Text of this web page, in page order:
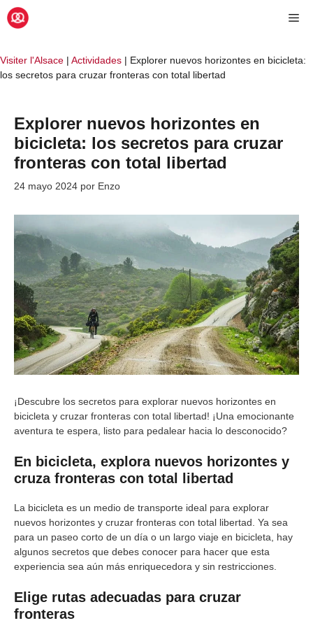
Saltar
Visiter l'Alsace | Actividades | Explorer nuevos horizontes en bicicleta:
los secretos para cruzar fronteras con total libertad
Explorer nuevos horizontes en
bicicleta: los secretos para cruzar
fronteras con total libertad
24 mayo 2024 por Enzo
¡Descubre los secretos para explorar nuevos horizontes en
bicicleta y cruzar fronteras con total libertad! ¡Una emocionante
aventura te espera, listo para pedalear hacia lo desconocido?
En bicicleta, explora nuevos horizontes y
cruza fronteras con total libertad
La bicicleta es un medio de transporte ideal para explorar
nuevos horizontes y cruzar fronteras con total libertad. Ya sea
para un paseo corto de un día o un largo viaje en bicicleta, hay
algunos secretos que debes conocer para hacer que esta
experiencia sea aún más enriquecedora y sin restricciones.
Elige rutas adecuadas para cruzar
fronteras